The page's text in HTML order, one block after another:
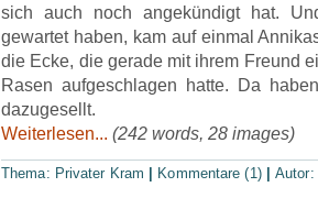
sich auch noch angekündigt hat.
gewartet haben, kam auf einmal
die Ecke, die gerade mit ihrem Freund
Rasen aufgeschlagen hatte. Da
dazugesellt.
Weiterlesen... (242 words, 28 images)
Thema: Privater Kram Kommentare (1)|Autor: